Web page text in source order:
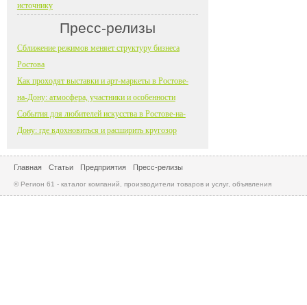
источнику
Пресс-релизы
Сближение режимов меняет структуру бизнеса
Ростова
Как проходят выставки и арт-маркеты в Ростове-
на-Дону: атмосфера, участники и особенности
События для любителей искусства в Ростове-на-
Дону: где вдохновиться и расширить кругозор
Главная Статьи Предприятия Пресс-релизы
© Регион 61 - каталог компаний, производители товаров и услуг, объявления